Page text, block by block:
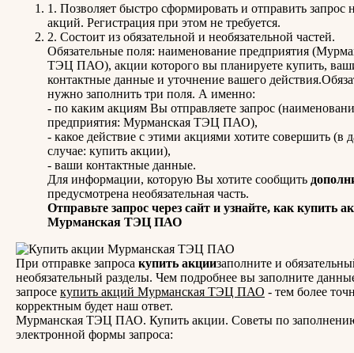
1. Позволяет быстро сформировать и отправить запрос
акций. Регистрация при этом не требуется.
2. Состоит из обязательной и необязательной частей.
Обязательные поля: наименование предприятия
ТЭЦ ПАО), акции которого вы планируете купить,
контактные данные и уточнение вашего
нужно заполнить три поля. А именно:
- по каким акциям Вы отправляете запрос
предприятия: Мурманская ТЭЦ ПАО),
- какое действие с этими акциями хотите совершить (в
случае: купить акции),
- ваши контактные данные.
Для информации, которую Вы хотите сообщить
предусмотрена необязательная часть.
Отправьте запрос через сайт и узнайте, как купить
Мурманская ТЭЦ ПАО
При отправке запроса купить акциизаполните и
необязательный разделы. Чем подробнее вы заполните
запросе купить акций Мурманская ТЭЦ ПАО - тем более
корректным будет наш ответ.
Мурманская ТЭЦ ПАО. Купить акции. Советы по
электронной формы запроса: